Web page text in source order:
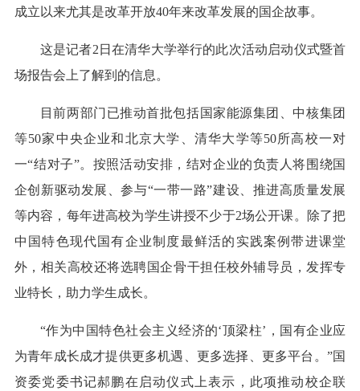
成立以来尤其是改革开放40年来改革发展的国企故事。
这是记者2日在清华大学举行的此次活动启动仪式暨首
场报告会上了解到的信息。
目前两部门已推动首批包括国家能源集团、中核集团
等50家中央企业和北京大学、清华大学等50所高校一对
一“结对子”。按照活动安排，结对企业的负责人将围绕国
企创新驱动发展、参与“一带一路”建设、推进高质量发展
等内容，每年进高校为学生讲授不少于2场公开课。除了把
中国特色现代国有企业制度最鲜活的实践案例带进课堂
外，相关高校还将选聘国企骨干担任校外辅导员，发挥专
业特长，助力学生成长。
“作为中国特色社会主义经济的‘顶梁柱’，国有企业应
为青年成长成才提供更多机遇、更多选择、更多平台。”国
资委党委书记郝鹏在启动仪式上表示，此项推动校企联